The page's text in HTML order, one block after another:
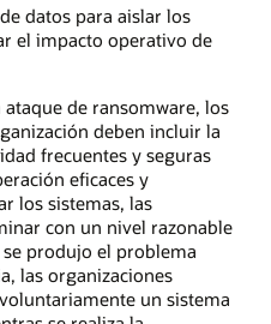
datos para aislar los
el impacto operativo de
de ransomware, los
deben incluir la
frecuentes y seguras
eficaces y
los sistemas, las
con un nivel razonable
produjo el problema
las organizaciones
un sistema